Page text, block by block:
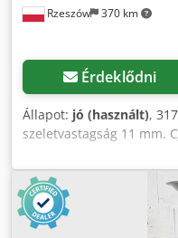
Rzeszów 370 km
Érdeklődni
Állapot: jó (használt),
szeletvastagság 11 mm.
ADATOK: - teljesítmény:
magasság: 60, -
megtekinthető
Lengyelország). Fizetős
ANGOLUL, NÉMETÜL ÉS